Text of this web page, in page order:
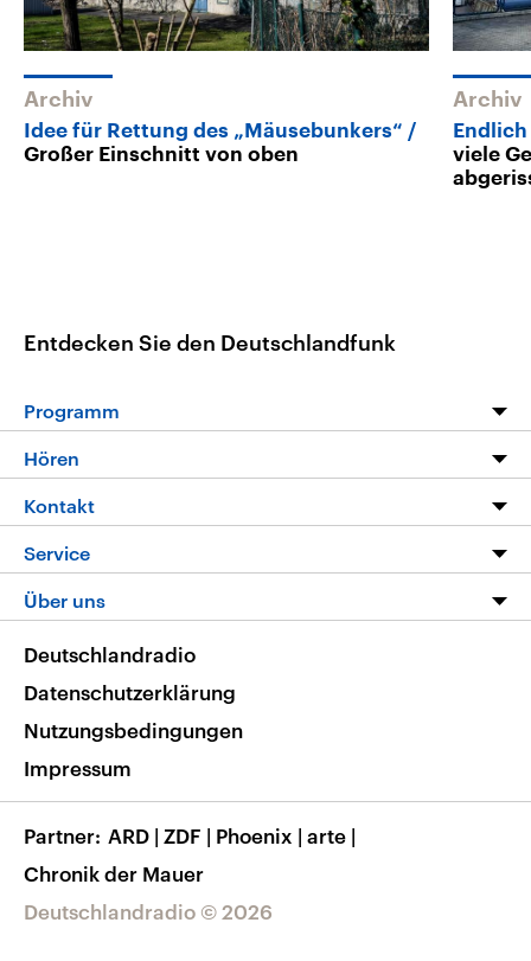
Archiv
Idee für Rettung des „Mäusebunkers“
Großer Einschnitt von oben
Archiv
viele
Entdecken Sie den Deutschlandfunk
Programm
Programm
Die Nachrichten
Nachrichtenleicht
Neue Beiträge auf dlf.de
Hören
Livestream
Podcasts
Deutschlandfunk App
Nachrichten App
Frequenzen
Kontakt
Hörerservice
Service
FAQ
Veranstaltungen
Musikliste
RSS
Über uns
Barrierefreiheit
Deutschlandradio © 2026
Deutschlandradio
Datenschutzerklärung
Nutzungsbedingungen
Impressum
Partner ARD | ZDF | Phoenix | arte |
Chronik der Mauer